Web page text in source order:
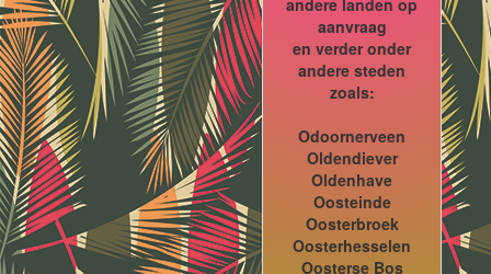
andere landen op
aanvraag
en verder onder
andere steden
zoals:
Odoornerveen
Oldendiever
Oldenhave
Oosteinde
Oosterbroek
Oosterhesselen
Oosterse Bos